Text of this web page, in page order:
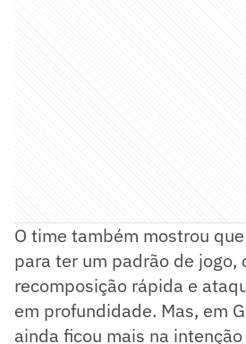
O time também mostrou
para ter um padrão de jogo,
recomposição rápida e
em profundidade. Mas, em
ainda ficou mais na